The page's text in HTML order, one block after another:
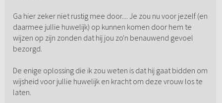
Ga hier zeker niet rustig mee door.... Je zou nu voor jezelf (en
daarmee jullie huwelijk) op kunnen komen door hem te
wijzen op zijn zonden dat hij jou zo'n benauwend gevoel
bezorgd.
De enige oplossing die ik zou weten is dat hij gaat bidden om
wijsheid voor jullie huwelijk en kracht om deze vrouw los te
laten.